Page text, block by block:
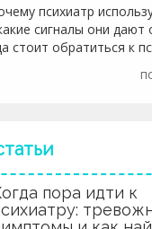
психиатр
сигналы они дают
стоит обратиться к
пора идти к